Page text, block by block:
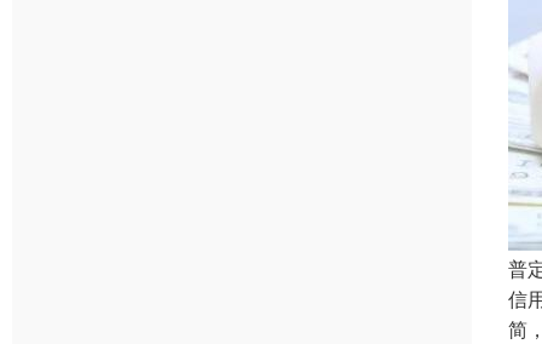
普
信
简